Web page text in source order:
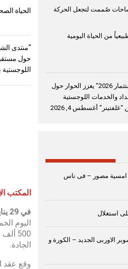
الحياة
حول
اللوجستية
المكتب
في
اليوم
الجادة.
وقع عقد
صُممت لتجعل الحركة
من الحياة اليومية
“منتدى الشارقة للاستثمار 2026” يعزز الحوار حول
والخدمات اللوجستية
“غلفتينر” أغسطس 4, 2026
امسية مصور – فى ناس
استغلال
الاوربى الجديد – الكورة و